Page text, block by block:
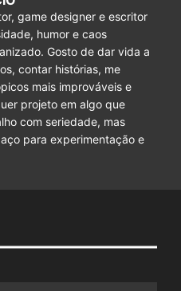
game designer e escritor
humor e caos
Gosto de dar vida a
contar histórias, me
mais improváveis e
projeto em algo que
com seriedade, mas
para experimentação e